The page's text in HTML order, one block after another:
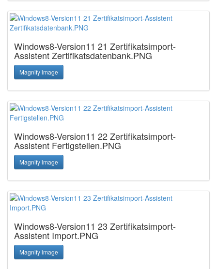
Windows8-Version11 21 Zertifikatsimport-
Assistent Zertifikatsdatenbank.PNG
Magnify image
Windows8-Version11 22 Zertifikatsimport-
Assistent Fertigstellen.PNG
Magnify image
Windows8-Version11 23 Zertifikatsimport-
Assistent Import.PNG
Magnify image